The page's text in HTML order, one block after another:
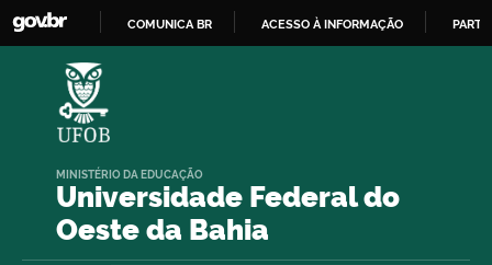
COMUNICA BR ACESSO À INFORMAÇÃO
Universidade Federal do
Oeste da Bahia
MINISTÉRIO DA EDUCAÇÃO